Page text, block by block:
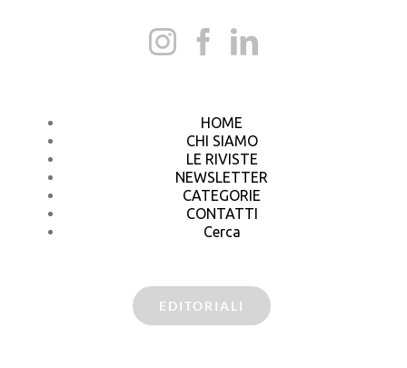
HOME
CHI SIAMO
LE RIVISTE
NEWSLETTER
CATEGORIE
CONTATTI
Cerca
EDITORIALI